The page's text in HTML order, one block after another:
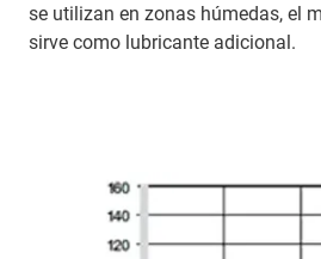
se utilizan en zonas húmedas, el
sirve como lubricante adicional.